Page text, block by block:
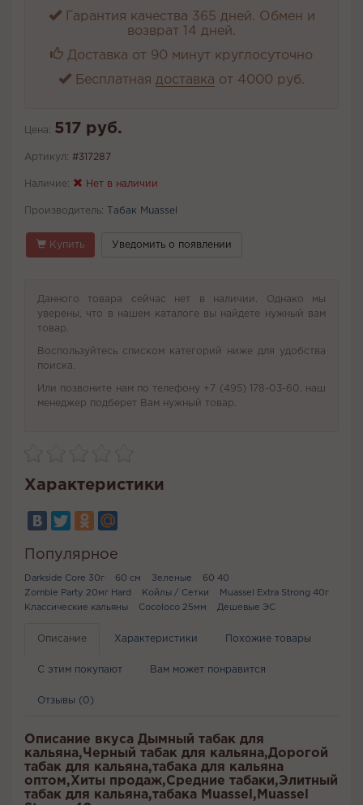
Гарантия качества 365 дней. Обмен и
возврат 14 дней.
Доставка от 90 минут круглосуточно
Бесплатная доставка от 4000 руб.
Цена: 517 руб.
Артикул: #317287
Наличие: Нет в наличии
Производитель: Табак Muassel
Купить Уведомить о появлении
Данного товара сейчас нет в наличии. Однако мы
уверены, что в нашем каталоге вы найдете нужный вам
товар.
Воспользуйтесь списком категорий ниже для удобства
поиска.
Или позвоните нам по телефону +7 (495) 178-03-60, наш
менеджер подберет Вам нужный товар.
Характеристики
Популярное
Darkside Core 30г 60 см Зеленые
60 40
Zombie Party 20мг Hard
Койлы / Сетки
Muassel Extra Strong 40г
Классические кальяны
Cocoloco 25мм Дешевые ЭС
Описание Характеристики Похожие товары
С этим покупают Вам может понравится
Отзывы (0)
Описание вкуса Дымный табак для
кальяна,Черный табак для кальяна,Дорогой
табак для кальяна,табака для кальяна
оптом,Хиты продаж,Средние табаки,Элитный
табак для кальяна,табака Muassel,Muassel